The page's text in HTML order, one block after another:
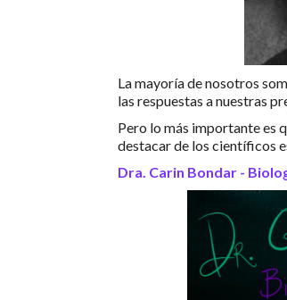
La mayoría de nosotros
las respuestas a nuestras
Pero lo más importante es
destacar de los científicos
Dra. Carin Bondar -